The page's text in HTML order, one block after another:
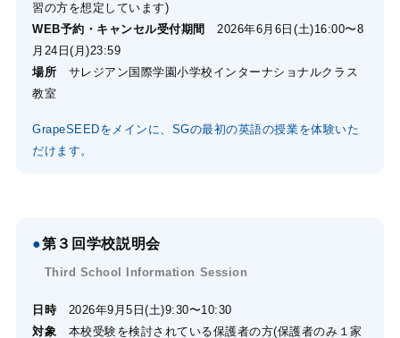
習の方を想定しています)
WEB予約・キャンセル受付期間
2026年6月6日(土)16:00〜8
月24日(月)23:59
場所 サレジアン国際学園小学校インターナショナルクラス
教室
GrapeSEEDをメインに、SGの最初の英語の授業を体験いた
だけます。
●第３回学校説明会
Third School Information Session
日時2026年9月5日(土)9:30〜10:30
対象 本校受験を検討されている保護者の方(保護者のみ１家